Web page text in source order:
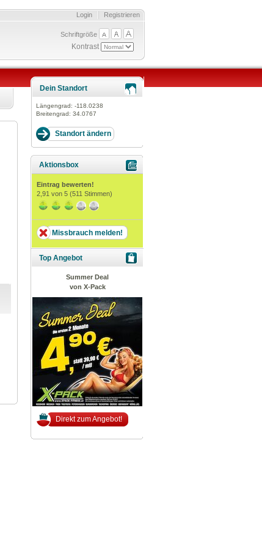
Registrieren
Login
Schriftgröße
Kontrast
Dein Standort
Längengrad: -118.0238
Breitengrad: 34.0767
Aktionsbox
Eintrag bewerten!
2,91 von 5 (511 Stimmen)
Missbrauch melden!
Top Angebot
Summer Deal
von X-Pack
Direkt zum Angebot!